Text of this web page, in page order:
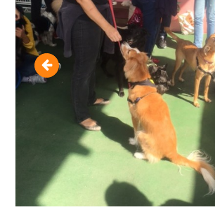
Planos
FAQ
Contato
image12